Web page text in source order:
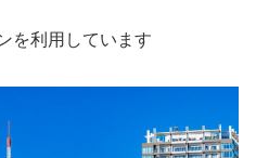
を利用しています